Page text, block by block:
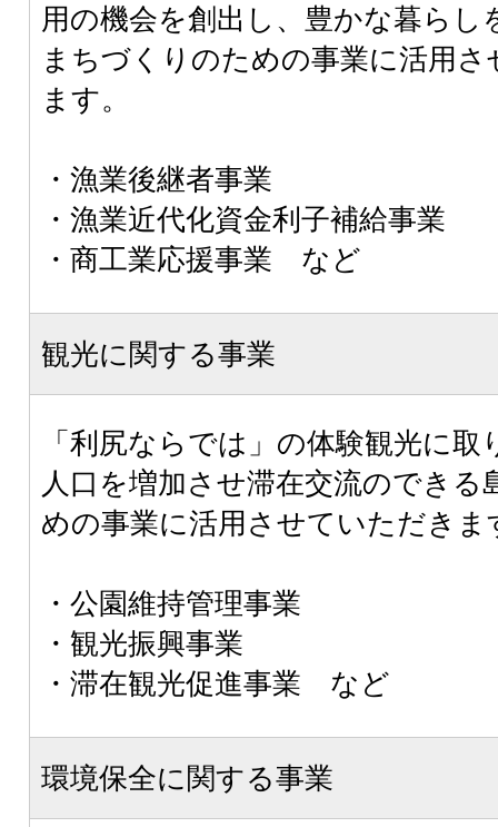
用の機会を創出し、豊かな暮らし
まちづくりのための事業に活用
ます。
・漁業後継者事業
・漁業近代化資金利子補給事業
・商工業応援事業 など
観光に関する事業
「利尻ならでは」の体験観光に取
人口を増加させ滞在交流のできる
めの事業に活用させていただきま
・公園維持管理事業
・観光振興事業
・滞在観光促進事業 など
環境保全に関する事業